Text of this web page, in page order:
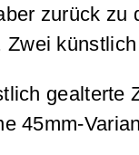
zurück
Zwei
gealterte
45mm-